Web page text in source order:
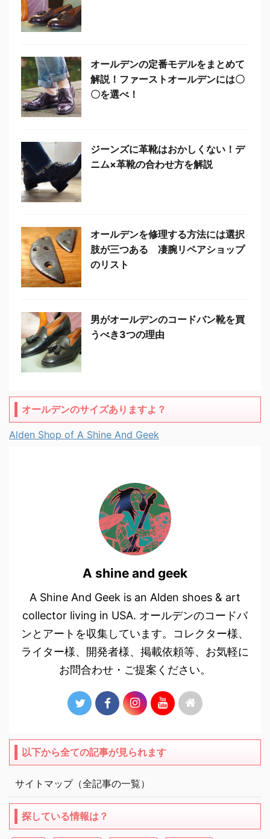
オールデンの定番モデルをまとめて
解説！ファーストオールデンには〇
〇を選べ！
ジーンズに革靴はおかしくない！デ
ニム×革靴の合わせ方を解説
オールデンを修理する方法には選択
肢が三つある 凄腕リペアショップ
のリスト
男がオールデンのコードバン靴を買
うべき3つの理由
オールデンのサイズありますよ？
Alden Shop of A Shine And Geek
A shine and geek
A Shine And Geek is an Alden shoes & art
collector living in USA. オールデンのコードバ
ンとアートを収集しています。コレクター様、
ライター様、開発者様、掲載依頼等、お気軽に
お問合わせ・ご提案ください。
以下から全ての記事が見られます
サイトマップ（全記事の一覧）
探している情報は？